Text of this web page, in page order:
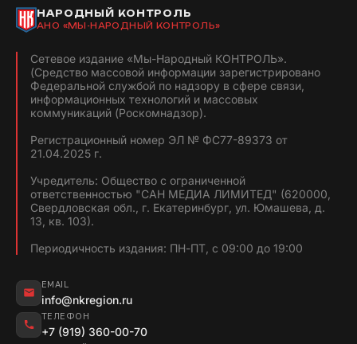
НАРОДНЫЙ КОНТРОЛЬ
АНО «МЫ-НАРОДНЫЙ КОНТРОЛЬ»
Сетевое издание «Мы-Народный КОНТРОЛЬ».
(Средство массовой информации зарегистрировано
Федеральной службой по надзору в сфере связи,
информационных технологий и массовых
коммуникаций (Роскомнадзор).
Регистрационный номер ЭЛ № ФС77-89373 от
21.04.2025 г.
Учредитель: Общество с ограниченной
ответственностью "САН МЕДИА ЛИМИТЕД" (620000,
Свердловская обл., г. Екатеринбург, ул. Юмашева, д.
13, кв. 103).
Периодичность издания: ПН-ПТ, с 09:00 до 19:00
EMAIL
info@nkregion.ru
ТЕЛЕФОН
+7 (919) 360-00-70